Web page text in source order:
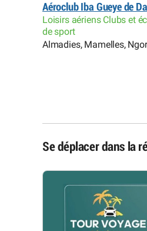
Aéroclub Iba Gueye de
Loisirs aériens Clubs et
de sport
Almadies, Mamelles,
Se déplacer dans la